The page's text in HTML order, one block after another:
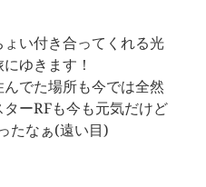
い付き合ってくれる光
ゆきます！
でた場所も今では全然
ーRFも今も元気だけど
たなぁ(遠い目)